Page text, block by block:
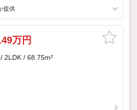
提供
万円
2LDK / 68.75m²